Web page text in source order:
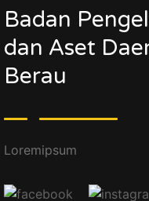
Badan
dan Aset
Berau
Loremipsum